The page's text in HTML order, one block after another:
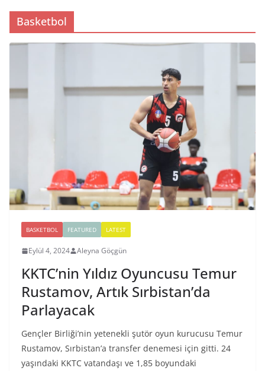
Basketbol
BASKETBOL FEATURED LATEST
Eylül 4, 2024 Aleyna Göçgün
KKTC’nin Yıldız Oyuncusu Temur
Rustamov, Artık Sırbistan’da
Parlayacak
Gençler Birliği’nin yetenekli şutör oyun kurucusu Temur
Rustamov, Sırbistan’a transfer denemesi için gitti. 24
yaşındaki KKTC vatandaşı ve 1,85 boyundaki